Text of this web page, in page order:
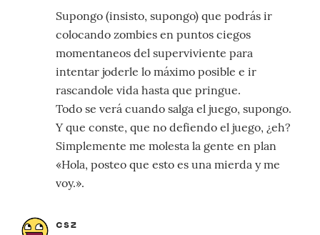
Supongo (insisto, supongo) que podrás ir
colocando zombies en puntos ciegos
momentaneos del superviviente para
intentar joderle lo máximo posible e ir
rascandole vida hasta que pringue.
Todo se verá cuando salga el juego, supongo.
Y que conste, que no defiendo el juego, ¿eh?
Simplemente me molesta la gente en plan
«Hola, posteo que esto es una mierda y me
voy.».
csz